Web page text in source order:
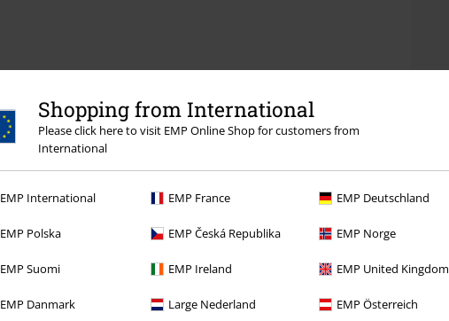
Shopping from International
Please click here to visit EMP Online Shop for customers from
International
EMP International EMP France EMP Deutschland
EMP Polska EMP Česká Republika EMP Norge
EMP Suomi EMP Ireland EMP United Kingdom
EMP Danmark Large Nederland EMP Österreich